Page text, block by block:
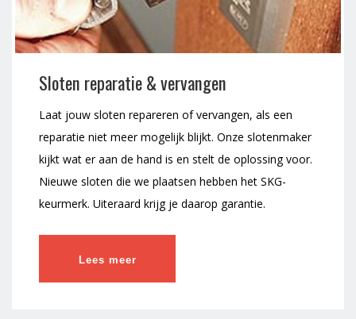
Sloten reparatie & vervangen
Laat jouw sloten repareren of vervangen, als een
reparatie niet meer mogelijk blijkt. Onze slotenmaker
kijkt wat er aan de hand is en stelt de oplossing voor.
Nieuwe sloten die we plaatsen hebben het SKG-
keurmerk. Uiteraard krijg je daarop garantie.
Lees meer